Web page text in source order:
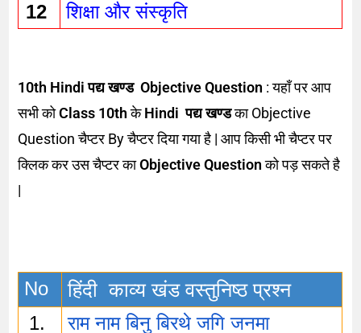
12
शिक्षा और संस्कृति
10th Hindi पद्य खण्ड Objective Question : यहाँ पर आप
सभी कोClass 10thकेHindiपद्यखण्डका Objective
Question चैप्टर By चैप्टर दिया गया है | आप किसी भी चैप्टर पर
क्लिक कर उस चैप्टर काObjective Questionको पड़ सकते है
|
No हिंदी  काव्य खंड वस्तुनिष्ठ प्रश्न
1.
राम नाम बिनु बिरथे जगि जनमा